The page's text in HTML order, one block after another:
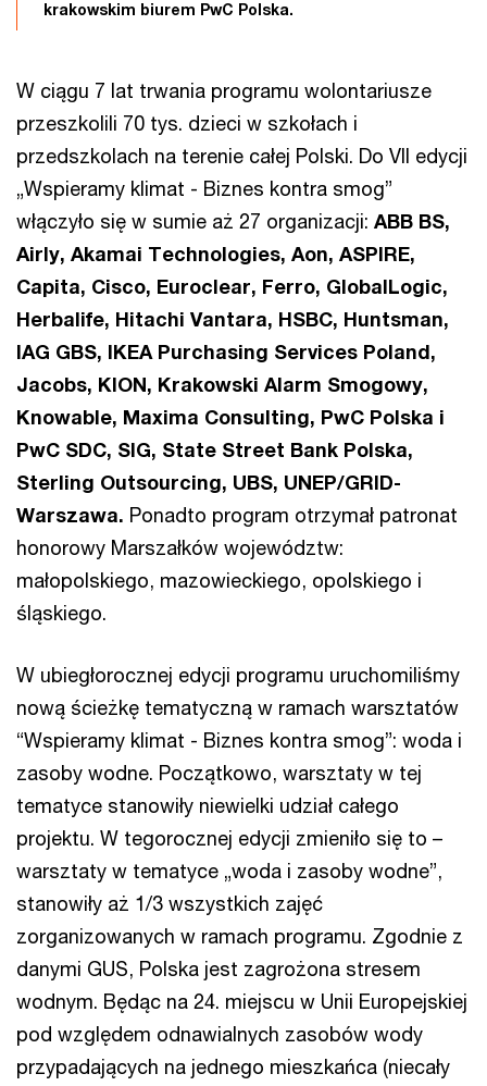
krakowskim biurem PwC Polska.
W ciągu 7 lat trwania programu wolontariusze
przeszkolili 70 tys. dzieci w szkołach i
przedszkolach na terenie całej Polski. Do VII edycji
„Wspieramy klimat - Biznes kontra smog”
włączyło się w sumie aż 27 organizacji: ABB BS,
Airly, Akamai Technologies, Aon, ASPIRE,
Capita, Cisco, Euroclear, Ferro, GlobalLogic,
Herbalife, Hitachi Vantara, HSBC, Huntsman,
IAG GBS, IKEA Purchasing Services Poland,
Jacobs, KION, Krakowski Alarm Smogowy,
Knowable, Maxima Consulting, PwC Polska i
PwC SDC, SIG, State Street Bank Polska,
Sterling Outsourcing, UBS, UNEP/GRID-
Warszawa. Ponadto program otrzymał patronat
honorowy Marszałków województw:
małopolskiego, mazowieckiego, opolskiego i
śląskiego.
W ubiegłorocznej edycji programu uruchomiliśmy
nową ścieżkę tematyczną w ramach warsztatów
“Wspieramy klimat - Biznes kontra smog”: woda i
zasoby wodne. Początkowo, warsztaty w tej
tematyce stanowiły niewielki udział całego
projektu. W tegorocznej edycji zmieniło się to –
warsztaty w tematyce „woda i zasoby wodne”,
stanowiły aż 1/3 wszystkich zajęć
zorganizowanych w ramach programu. Zgodnie z
danymi GUS, Polska jest zagrożona stresem
wodnym. Będąc na 24. miejscu w Unii Europejskiej
pod względem odnawialnych zasobów wody
przypadających na jednego mieszkańca (niecały